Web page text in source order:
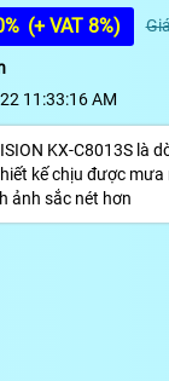
(+ VAT 8%)
11:33:16 AM
KX-C8013S là
kế chịu được
ảnh sắc nét hơn